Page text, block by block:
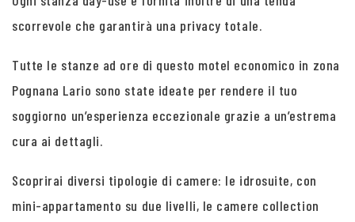
scorrevole che garantirà una privacy totale.
Tutte le stanze ad ore di questo motel economico in zona
Pognana Lario sono state ideate per rendere il tuo
soggiorno un’esperienza eccezionale grazie a un’estrema
cura ai dettagli.
Scoprirai diversi tipologie di camere: le idrosuite, con
mini-appartamento su due livelli, le camere collection